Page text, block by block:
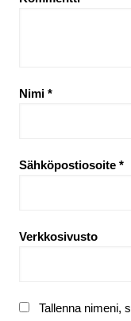
Nimi *
Sähköpostiosoite *
Verkkosivusto
Tallenna nimeni,